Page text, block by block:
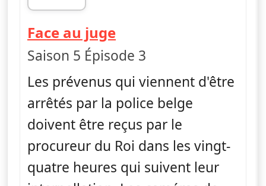
fin 16h14
Face au juge— Face au juge
Saison 5 Épisode 3
Les prévenus qui viennent d'être
arrêtés par la police belge
doivent être reçus par le
procureur du Roi dans les vingt-
quatre heures qui suivent leur